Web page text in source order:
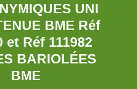
UNI
BME Réf
et Réf 111982
BARIOLÉES
BME